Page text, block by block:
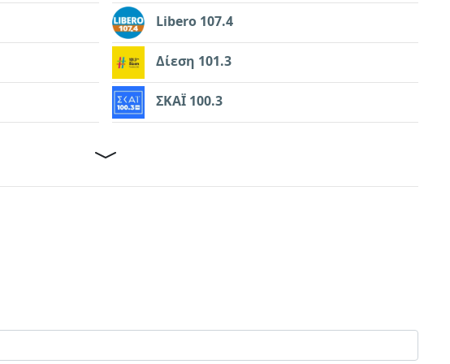
Libero 107.4
Δίεση 101.3
ΣΚΑΪ 100.3